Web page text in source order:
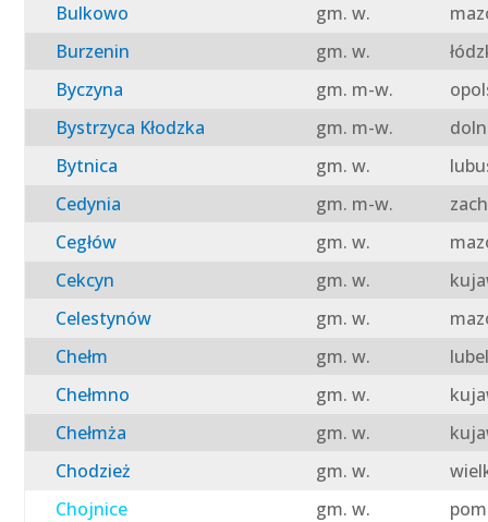
Bulkowo
gm. w.
Burzenin
gm. w.
Byczyna
gm. m-w.
Bystrzyca Kłodzka
gm. m-w.
Bytnica
gm. w.
Cedynia
gm. m-w.
Cegłów
gm. w.
Cekcyn
gm. w.
Celestynów
gm. w.
Chełm
gm. w.
Chełmno
gm. w.
Chełmża
gm. w.
Chodzież
gm. w.
Chojnice
gm. w.